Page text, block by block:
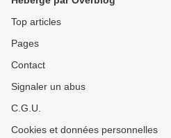
Top articles
Pages
Contact
Signaler un abus
C.G.U.
Cookies et données personnelles